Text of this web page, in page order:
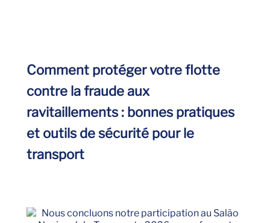
Comment protéger votre flotte
contre la fraude aux
ravitaillements : bonnes pratiques
et outils de sécurité pour le
transport